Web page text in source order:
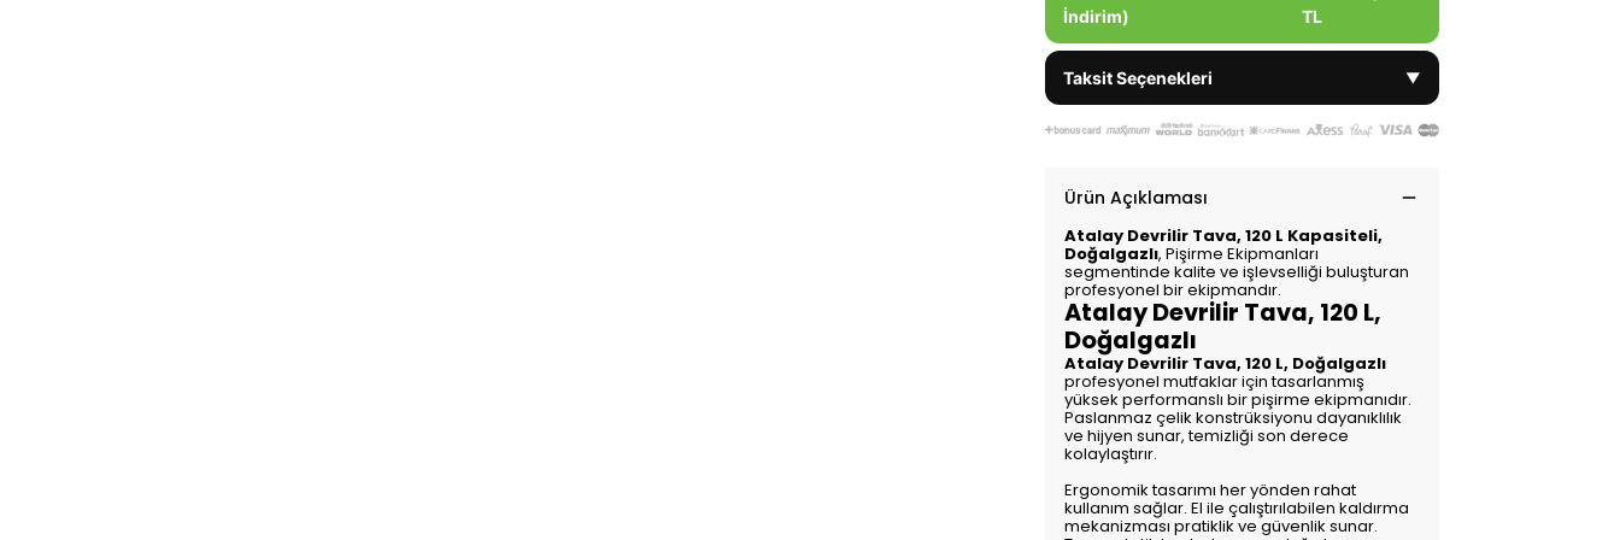
İndirim)
TL
Taksit Seçenekleri ▼
Ürün Açıklaması
Atalay Devrilir Tava, 120 L Kapasiteli,
Doğalgazlı, Pişirme Ekipmanları
segmentinde kalite ve işlevselliği buluşturan
profesyonel bir ekipmandır.
Atalay Devrilir Tava, 120 L,
Doğalgazlı
Atalay Devrilir Tava, 120 L, Doğalgazlı
profesyonel mutfaklar için tasarlanmış
yüksek performanslı bir pişirme ekipmanıdır.
Paslanmaz çelik konstrüksiyonu dayanıklılık
ve hijyen sunar, temizliği son derece
kolaylaştırır.
Ergonomik tasarımı her yönden rahat
kullanım sağlar. El ile çalıştırılabilen kaldırma
mekanizması pratiklik ve güvenlik sunar.